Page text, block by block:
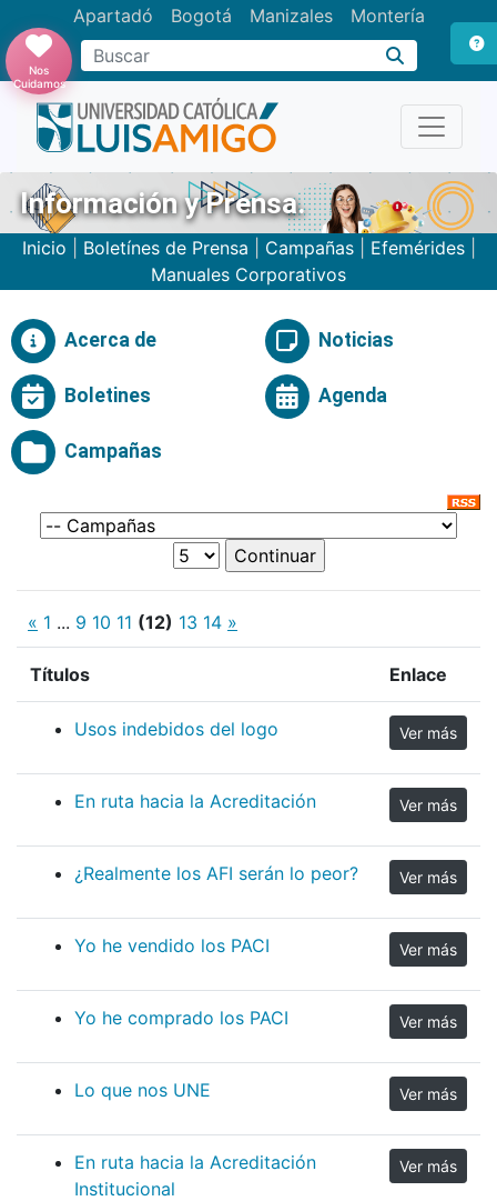
Apartadó Bogotá Manizales Montería
Buscar
Nos
Cuidamos
Información y Prensa.
Inicio Boletínes de Prensa Campañas| Efemérides|
Manuales Corporativos
Acerca de Noticias
Boletines Agenda
Campañas
« 1 ... 9 10 11 (12) 13 14 »
Títulos Enlace
Usos indebidos del logo Ver más
En ruta hacia la Acreditación Ver más
¿Realmente los AFI serán lo peor? Ver más
Yo he vendido los PACI Ver más
Yo he comprado los PACI Ver más
Lo que nos UNE Ver más
En ruta hacia la Acreditación
Institucional
Ver más